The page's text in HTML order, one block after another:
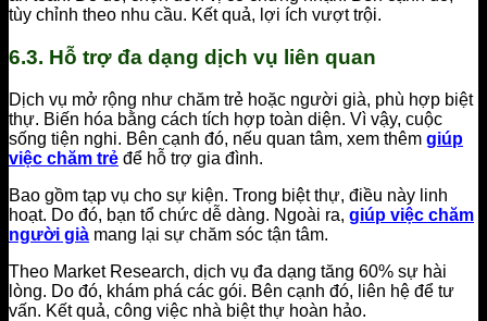
tùy chỉnh theo nhu cầu. Kết quả, lợi ích vượt trội.
6.3. Hỗ trợ đa dạng dịch vụ liên quan
Dịch vụ mở rộng như chăm trẻ hoặc người già, phù hợp biệt
thự. Biến hóa bằng cách tích hợp toàn diện. Vì vậy, cuộc
sống tiện nghi. Bên cạnh đó, nếu quan tâm, xem thêm giúp
việc chăm trẻ để hỗ trợ gia đình.
Bao gồm tạp vụ cho sự kiện. Trong biệt thự, điều này linh
hoạt. Do đó, bạn tổ chức dễ dàng. Ngoài ra, giúp việc chăm
người già mang lại sự chăm sóc tận tâm.
Theo Market Research, dịch vụ đa dạng tăng 60% sự hài
lòng. Do đó, khám phá các gói. Bên cạnh đó, liên hệ để tư
vấn. Kết quả, công việc nhà biệt thự hoàn hảo.